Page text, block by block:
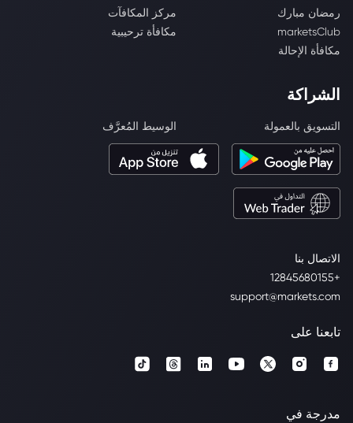
الاتصال بنا
+12845680155
support@markets.com
رمضان مبارك
مركز المكافآت
marketsClub
مكافأة ترحيبية
مكافأة الإحالة
الشراكة
التسويق بالعمولة الوسيط المُعرَّف
تابعنا على
مدرجة في